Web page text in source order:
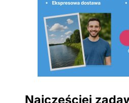
Najczęściej